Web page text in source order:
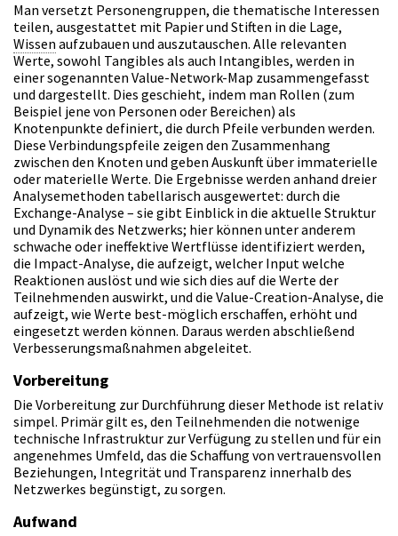
Man versetzt Personengruppen, die thematische Interessen
teilen, ausgestattet mit Papier und Stiften in die Lage,
Wissen aufzubauen und auszutauschen. Alle relevanten
Werte, sowohl Tangibles als auch Intangibles, werden in
einer sogenannten Value-Network-Map zusammengefasst
und dargestellt. Dies geschieht, indem man Rollen (zum
Beispiel jene von Personen oder Bereichen) als
Knotenpunkte definiert, die durch Pfeile verbunden werden.
Diese Verbindungspfeile zeigen den Zusammenhang
zwischen den Knoten und geben Auskunft über immaterielle
oder materielle Werte. Die Ergebnisse werden anhand dreier
Analysemethoden tabellarisch ausgewertet: durch die
Exchange-Analyse – sie gibt Einblick in die aktuelle Struktur
und Dynamik des Netzwerks; hier können unter anderem
schwache oder ineffektive Wertflüsse identifiziert werden,
die Impact-Analyse, die aufzeigt, welcher Input welche
Reaktionen auslöst und wie sich dies auf die Werte der
Teilnehmenden auswirkt, und die Value-Creation-Analyse, die
aufzeigt, wie Werte best-möglich erschaffen, erhöht und
eingesetzt werden können. Daraus werden abschließend
Verbesserungsmaßnahmen abgeleitet.
Vorbereitung
Die Vorbereitung zur Durchführung dieser Methode ist relativ
simpel. Primär gilt es, den Teilnehmenden die notwenige
technische Infrastruktur zur Verfügung zu stellen und für ein
angenehmes Umfeld, das die Schaffung von vertrauensvollen
Beziehungen, Integrität und Transparenz innerhalb des
Netzwerkes begünstigt, zu sorgen.
Aufwand